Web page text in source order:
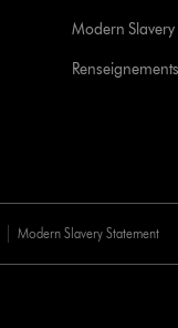
Modern
Modern Slavery Statement